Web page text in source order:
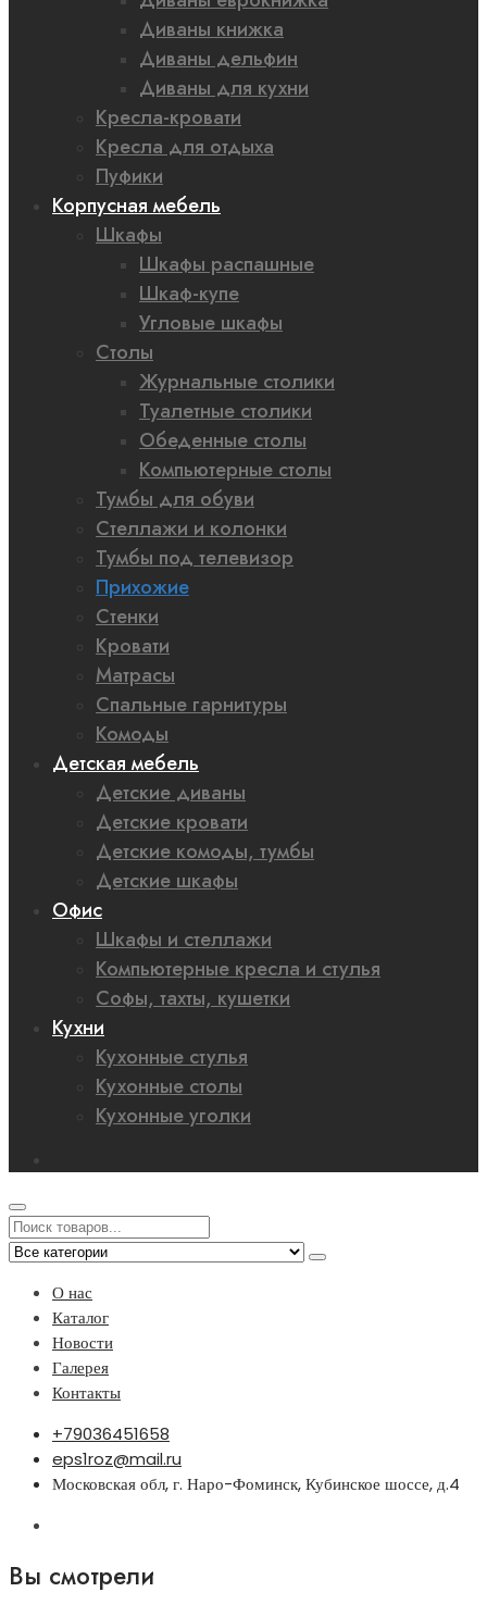
Диваны книжка
Диваны дельфин
Диваны для кухни
Кресла-кровати
Кресла для отдыха
Пуфики
Корпусная мебель
Шкафы
Шкафы распашные
Шкаф-купе
Угловые шкафы
Столы
Журнальные столики
Туалетные столики
Обеденные столы
Компьютерные столы
Тумбы для обуви
Стеллажи и колонки
Тумбы под телевизор
Прихожие
Стенки
Кровати
Матрасы
Спальные гарнитуры
Комоды
Детская мебель
Детские диваны
Детские кровати
Детские комоды, тумбы
Детские шкафы
Офис
Шкафы и стеллажи
Компьютерные кресла и стулья
Софы, тахты, кушетки
Кухни
Кухонные стулья
Кухонные столы
Кухонные уголки
О нас
Каталог
Новости
Галерея
Контакты
+79036451658
eps1roz@mail.ru
Московская обл, г. Наро-Фоминск, Кубинское шоссе, д.4
Вы смотрели